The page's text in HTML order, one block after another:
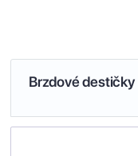
Brzdové